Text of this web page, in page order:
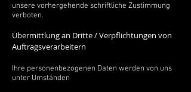
unsere vorhergehende schriftliche Zustimmung
verboten.
Übermittlung an Dritte / Verpflichtungen von
Auftragsverarbeitern
Ihre personenbezogenen Daten werden von uns
unter Umständen